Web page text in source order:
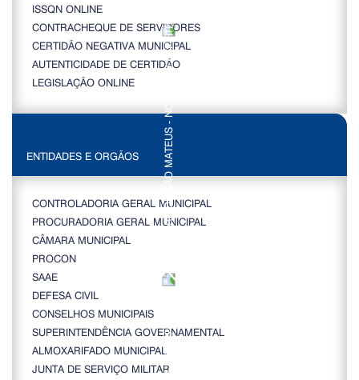
ISSQN ONLINE
CONTRACHEQUE DE SERVIDORES
CERTIDÃO NEGATIVA MUNICIPAL
AUTENTICIDADE DE CERTIDÃO
LEGISLAÇÃO ONLINE
ENTIDADES E ORGÃOS
CONTROLADORIA GERAL MUNICIPAL
PROCURADORIA GERAL MUNICIPAL
CÂMARA MUNICIPAL
PROCON
SAAE
DEFESA CIVIL
CONSELHOS MUNICIPAIS
SUPERINTENDÊNCIA GOVERNAMENTAL
ALMOXARIFADO MUNICIPAL
JUNTA DE SERVIÇO MILITAR